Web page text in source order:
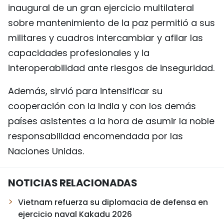
inaugural de un gran ejercicio multilateral
sobre mantenimiento de la paz permitió a sus
militares y cuadros intercambiar y afilar las
capacidades profesionales y la
interoperabilidad ante riesgos de inseguridad.
Además, sirvió para intensificar su
cooperación con la India y con los demás
países asistentes a la hora de asumir la noble
responsabilidad encomendada por las
Naciones Unidas.
NOTICIAS RELACIONADAS
Vietnam refuerza su diplomacia de defensa en
ejercicio naval Kakadu 2026